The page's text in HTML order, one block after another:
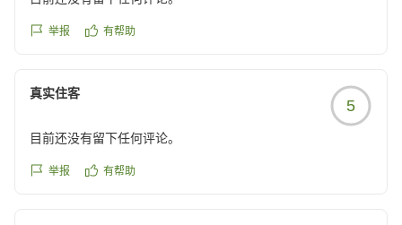
举报 有帮助
真实住客
5
目前还没有留下任何评论。
举报 有帮助